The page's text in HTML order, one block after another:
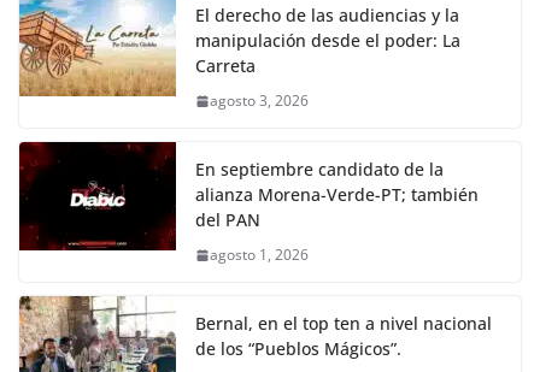
El derecho de las audiencias y la
manipulación desde el poder: La
Carreta
agosto 3, 2026
En septiembre candidato de la
alianza Morena-Verde-PT; también
del PAN
agosto 1, 2026
Bernal, en el top ten a nivel nacional
de los “Pueblos Mágicos”.